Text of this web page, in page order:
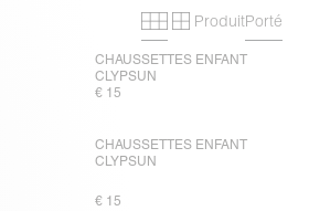
Grille primaire
Grille
ProduitPorté
CHAUSSETTES ENFANT
CLYPSUN
€ 15
CHAUSSETTES ENFANT
CLYPSUN
€ 15